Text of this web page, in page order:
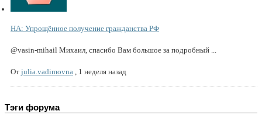
НА: Упрощённое получение гражданства РФ
@vasin-mihail Михаил, спасибо Вам большое за подробный ...
От julia.vadimovna , 1 неделя назад
Тэги форума